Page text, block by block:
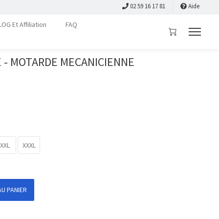
02 59 16 17 81 Aide
Et Affiliation
FAQ
MOTARDE MECANICIENNE
XXL XXXL
PANIER